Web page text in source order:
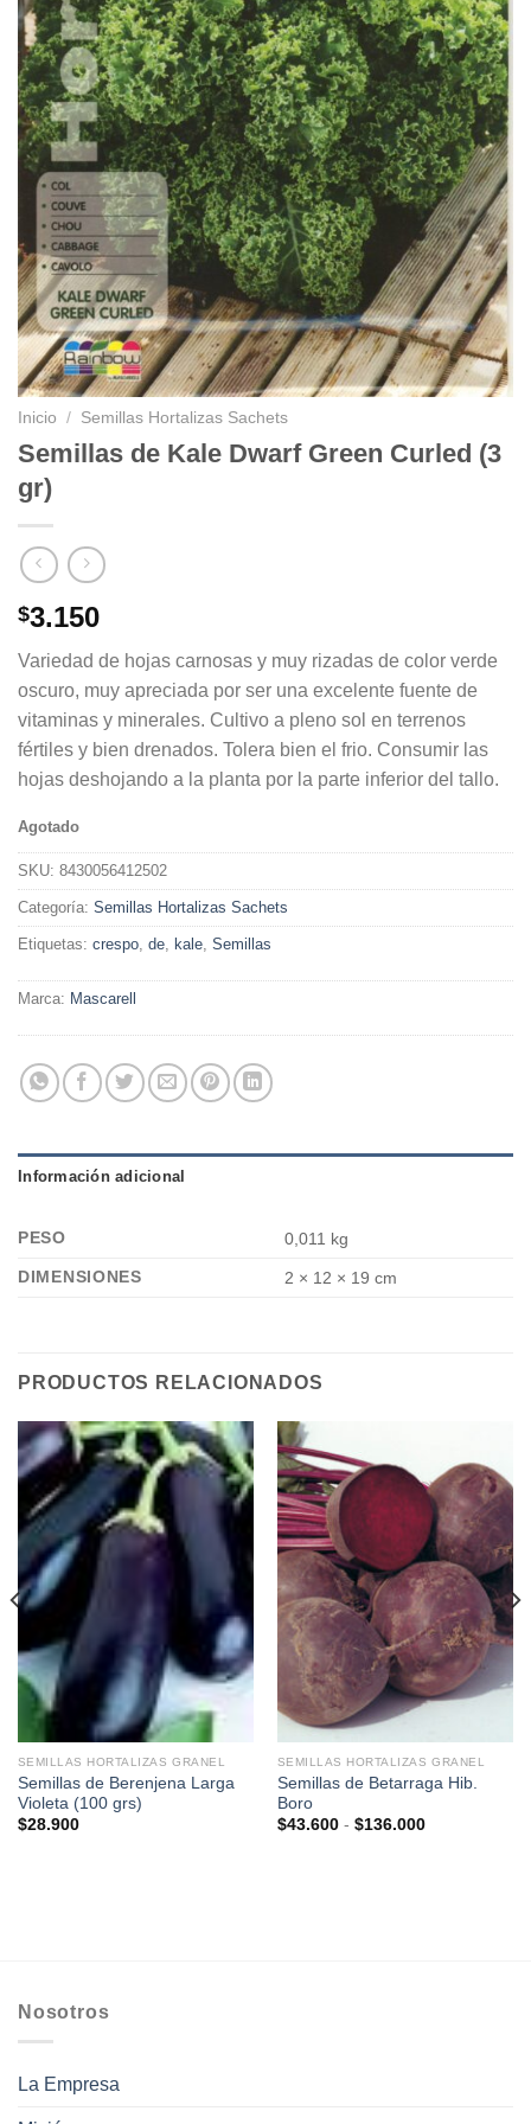
Inicio / Semillas Hortalizas Sachets
Semillas de Kale Dwarf Green Curled (3
gr)
$3.150
Variedad de hojas carnosas y muy rizadas de color verde
oscuro, muy apreciada por ser una excelente fuente de
vitaminas y minerales. Cultivo a pleno sol en terrenos
fértiles y bien drenados. Tolera bien el frio. Consumir las
hojas deshojando a la planta por la parte inferior del tallo.
Agotado
SKU: 8430056412502
Categoría: Semillas Hortalizas Sachets
Etiquetas: crespo, de, kale, Semillas
Marca: Mascarell
Información adicional
PESO
0,011 kg
DIMENSIONES
2 × 12 × 19 cm
PRODUCTOS RELACIONADOS
SEMILLAS HORTALIZAS GRANEL
Semillas de Berenjena Larga
Violeta (100 grs)
$28.900
SEMILLAS HORTALIZAS GRANEL
Semillas de Betarraga Hib.
Boro
$43.600 - $136.000Rango
Nosotros
La Empresa